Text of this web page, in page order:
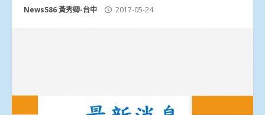
News586 黃秀卿-台中 2017-05-24